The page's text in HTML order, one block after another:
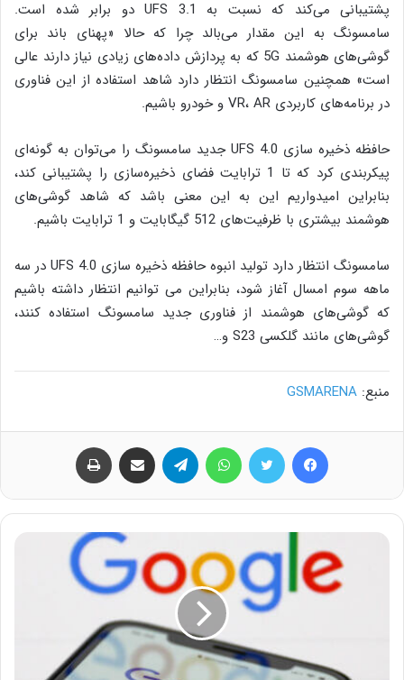
پشتیبانی می‌کند که نسبت به UFS 3.1 دو برابر شده است.
سامسونگ به این مقدار می‌بالد چرا که حالا «پهنای باند برای
گوشی‌های هوشمند 5G که به پردازش داده‌های زیادی نیاز دارند عالی
است» همچنین سامسونگ انتظار دارد شاهد استفاده از این فناوری
در برنامه‌های کاربردی VR، AR و خودرو باشیم.
حافظه‌ ذخیره سازی UFS 4.0 جدید سامسونگ را می‌توان به گونه‌ای
پیکربندی کرد که تا 1 ترابایت فضای ذخیره‌سازی را پشتیبانی کند،
بنابراین امیدواریم این به این معنی باشد که شاهد گوشی‌های
هوشمند بیشتری با ظرفیت‌های 512 گیگابایت و 1 ترابایت باشیم.
سامسونگ انتظار دارد تولید انبوه حافظه‌ ذخیره سازی UFS 4.0 در سه
ماهه سوم امسال آغاز شود، بنابراین می توانیم انتظار داشته باشیم
که گوشی‌های هوشمند از فناوری جدید سامسونگ استفاده کنند،
گوشی‌های مانند گلکسی S23 و…
منبع: GSMARENA